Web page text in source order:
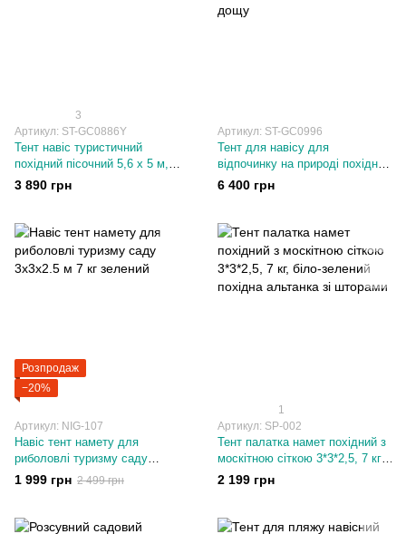
3
Артикул: ST-GC0886Y
Тент навіс туристичний
похідний пісочний 5,6 х 5 м,
висота - 2,5 м Сонцезахисний
3 890 грн
Артикул: ST-GC0996
Тент для навісу для
відпочинку на природі похідний
Синій 6.1 х 5.1 м, висота - 2,65
м від сонця і дощу
6 400 грн
Розпродаж
−20%
Артикул: NIG-107
Навіс тент намету для
риболовлі туризму саду
3х3х2.5 м 7 кг зелений
1 999 грн 2 499 грн
1
Артикул: SP-002
Тент палатка намет похідний з
москітною сіткою 3*3*2,5, 7 кг,
біло-зелений похідна альтанка
зі шторами
2 199 грн